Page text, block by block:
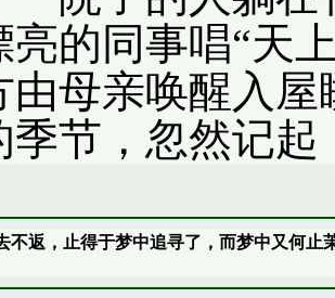
亮的同事唱“天
由母亲唤醒入
季节，忽然记
不返，止得于梦中追寻了，而梦中又何止